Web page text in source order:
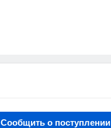
Сообщить о поступлении